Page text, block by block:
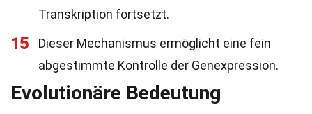
Transkription fortsetzt.
15
Dieser Mechanismus ermöglicht eine fein
abgestimmte Kontrolle der Genexpression.
Evolutionäre Bedeutung